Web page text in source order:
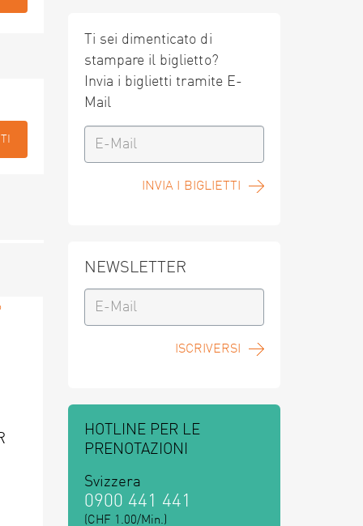
Ti sei dimenticato di
stampare il biglietto?
Invia i biglietti tramite E-
Mail
INVIA I BIGLIETTI
NEWSLETTER
ISCRIVERSI
HOTLINE PER LE
PRENOTAZIONI
Svizzera
0900 441 441
(CHF 1.00/Min.)